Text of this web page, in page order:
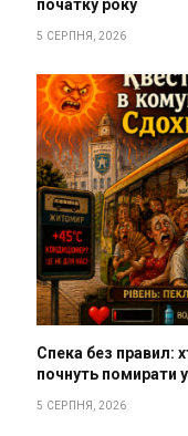
початку року
5 СЕРПНЯ, 2026
Спека без правил:
почнуть помирати
5 СЕРПНЯ, 2026